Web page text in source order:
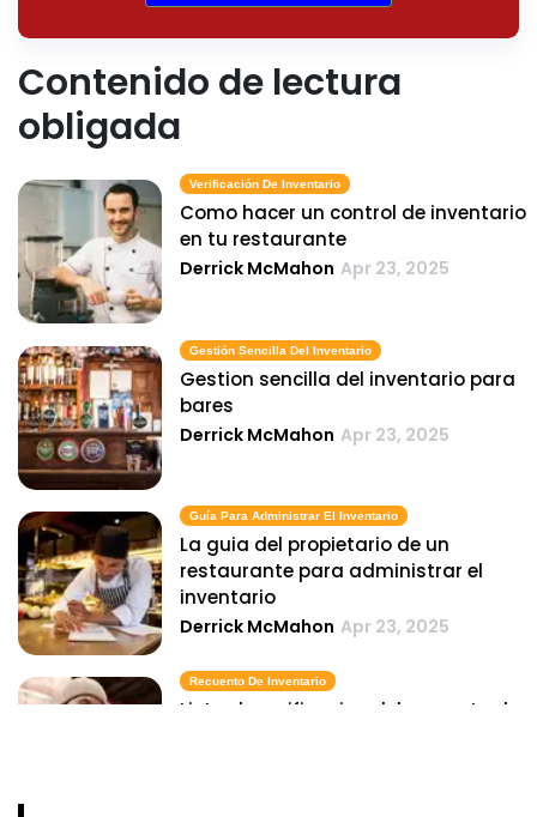
Contenido de lectura
obligada
Verificación De Inventario
Como hacer un control de inventario
en tu restaurante
Derrick McMahon Apr 23, 2025
Gestión Sencilla Del Inventario
Gestion sencilla del inventario para
bares
Derrick McMahon Apr 23, 2025
Guía Para Administrar El Inventario
La guia del propietario de un
restaurante para administrar el
inventario
Derrick McMahon Apr 23, 2025
Recuento De Inventario
Lista de verificacion del recuento de